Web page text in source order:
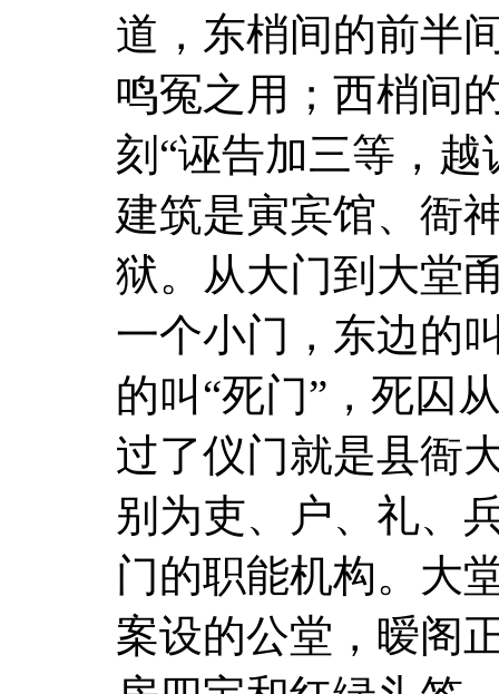
道，东梢间的前半
鸣冤之用；西梢间
刻“诬告加三等，
建筑是寅宾馆、衙
狱。从大门到大堂
一个小门，东边的
的叫“死门”，死囚
过了仪门就是县衙
别为吏、户、礼、
门的职能机构。大
案设的公堂，暧阁